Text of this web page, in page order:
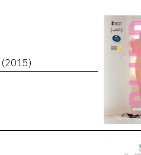
(2015)